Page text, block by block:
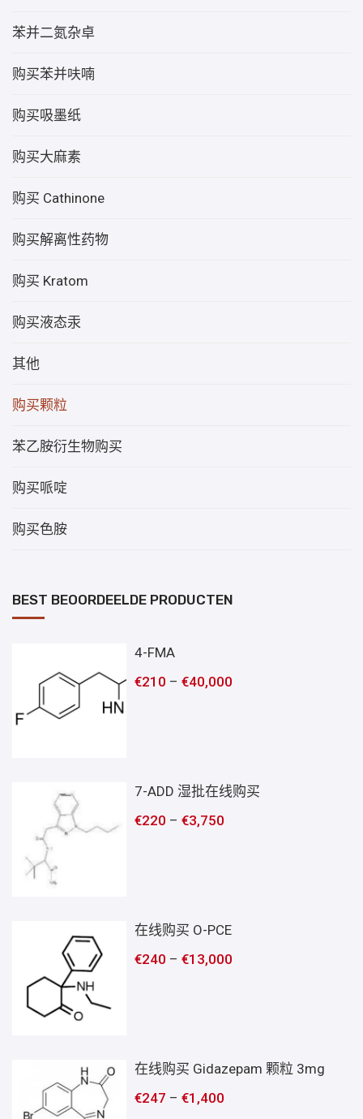
苯并二氮杂卓
购买苯并呋喃
购买吸墨纸
购买大麻素
购买 Cathinone
购买解离性药物
购买 Kratom
购买液态汞
其他
购买颗粒
苯乙胺衍生物购买
购买哌啶
购买色胺
BEST BEOORDEELDE PRODUCTEN
4-FMA
€210 –€40,000
7-ADD 湿批在线购买
€220 –€3,750
在线购买 O-PCE
€240 –€13,000
在线购买 Gidazepam 颗粒 3mg
€247 –€1,400